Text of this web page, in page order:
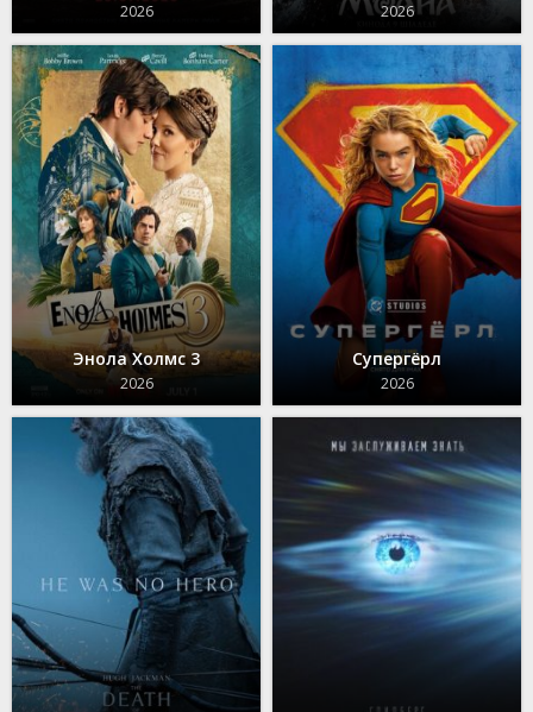
2026 2026
Энола Холмс 3
2026
Супергёрл
2026